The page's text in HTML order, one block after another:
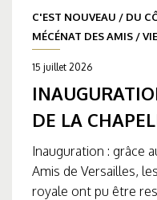
C'EST NOUVEAU / DU
MÉCÉNAT DES AMIS /
15 juillet 2026
DE LA
Inauguration : grâce
Amis de Versailles,
royale ont pu être